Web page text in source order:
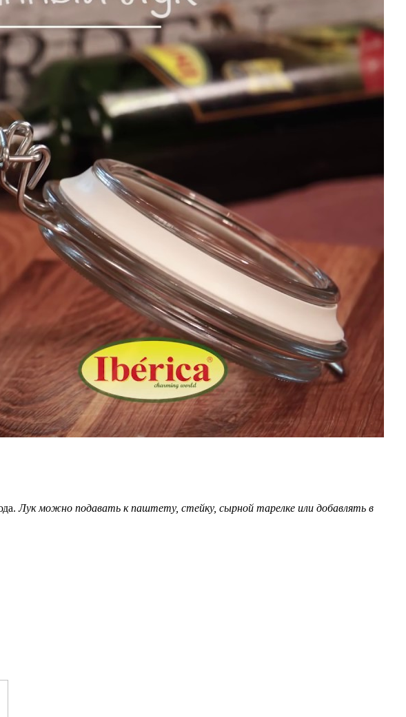
Лук можно подавать к паштету, стейку, сырной тарелке или добавлять в